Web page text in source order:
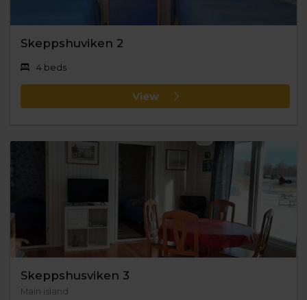
Skeppshuviken 2
4 beds
View
Skeppshusviken 3
Main island